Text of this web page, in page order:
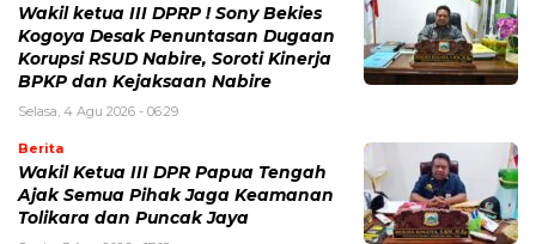
Wakil ketua III DPRP ! Sony Bekies
Kogoya Desak Penuntasan Dugaan
Korupsi RSUD Nabire, Soroti Kinerja
BPKP dan Kejaksaan Nabire
Selasa, 4 Agu 2026 - 06:29
Berita
Wakil Ketua III DPR Papua Tengah
Ajak Semua Pihak Jaga Keamanan
Tolikara dan Puncak Jaya